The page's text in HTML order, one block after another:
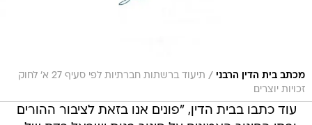
מכתב בית הדין הרבני /
תיעוד ברשתות חברתיות לפי סעיף 27 א' לחוק
זכויות יוצרים
עוד כתבו בבית הדין, "פונים אנו בזאת לציבור ההורים